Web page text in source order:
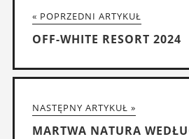
« POPRZEDNI ARTYKUŁ
OFF-WHITE RESORT 2024
NASTĘPNY ARTYKUŁ »
MARTWA NATURA